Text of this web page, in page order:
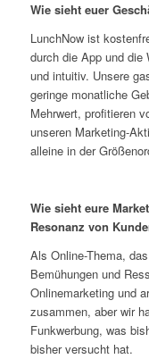
Wie sieht euer
LunchNow ist
durch die App und die
und intuitiv. Unsere
geringe monatliche
Mehrwert, profitieren
unseren Marketing-
alleine in der
Wie sieht eure
Resonanz von
Als Online-Thema,
Bemühungen und
Onlinemarketing und
zusammen, aber wir
Funkwerbung, was
bisher versucht hat.